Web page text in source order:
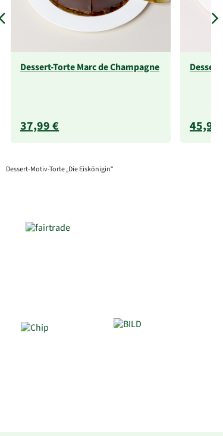
Dessert-Torte Marc de Champagne
37,99 € 45,99 €
Dessert-Motiv-Torte „Die Eiskönigin“